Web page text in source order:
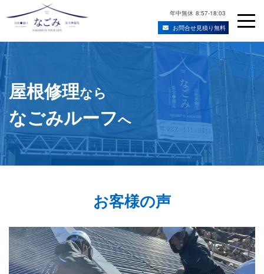
Skip
to
content
年中無休 8:57-18:03
お問合せ見積り無料
宮城県仙台市の屋根修理・雨漏り修理業者
屋根修理なら
なごみルーフへ
お客様の声